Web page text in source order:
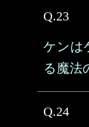
Q.23
ケンは
る魔法
Q.24